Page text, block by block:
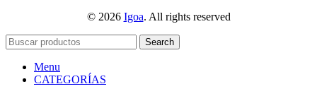
© 2026 Igoa. All rights reserved
Search
Menu
CATEGORÍAS